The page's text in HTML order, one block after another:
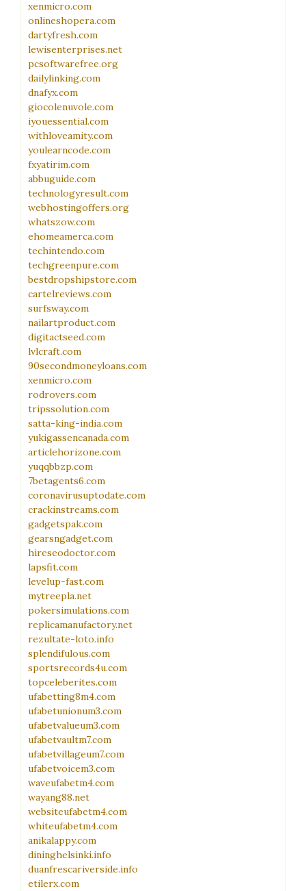
xenmicro.com
onlineshopera.com
dartyfresh.com
lewisenterprises.net
pcsoftwarefree.org
dailylinking.com
dnafyx.com
giocolenuvole.com
iyouessential.com
withloveamity.com
youlearncode.com
fxyatirim.com
abbuguide.com
technologyresult.com
webhostingoffers.org
whatszow.com
ehomeamerca.com
techintendo.com
techgreenpure.com
bestdropshipstore.com
cartelreviews.com
surfsway.com
nailartproduct.com
digitactseed.com
lvlcraft.com
90secondmoneyloans.com
xenmicro.com
rodrovers.com
tripssolution.com
satta-king-india.com
yukigassencanada.com
articlehorizone.com
yuqqbbzp.com
7betagents6.com
coronavirusuptodate.com
crackinstreams.com
gadgetspak.com
gearsngadget.com
hireseodoctor.com
lapsfit.com
levelup-fast.com
mytreepla.net
pokersimulations.com
replicamanufactory.net
rezultate-loto.info
splendifulous.com
sportsrecords4u.com
topceleberites.com
ufabetting8m4.com
ufabetunionum3.com
ufabetvalueum3.com
ufabetvaultm7.com
ufabetvillageum7.com
ufabetvoicem3.com
waveufabetm4.com
wayang88.net
websiteufabetm4.com
whiteufabetm4.com
anikalappy.com
dininghelsinki.info
duanfrescariverside.info
etilerx.com